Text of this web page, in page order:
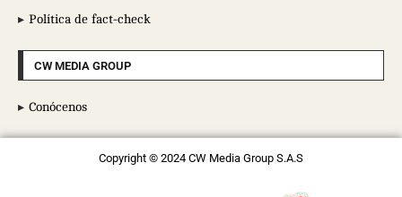
Política de fact-check
CW MEDIA GROUP
Conócenos
Copyright © 2024 CW Media Group S.A.S